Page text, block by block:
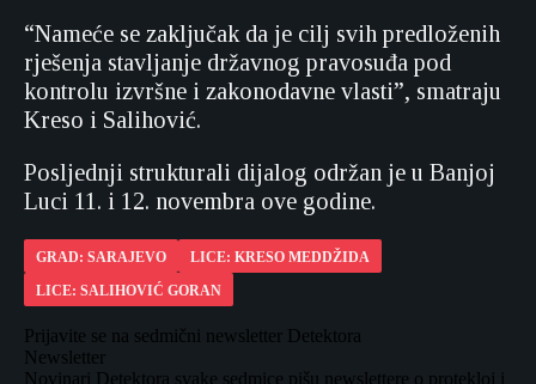
“Nameće se zaključak da je cilj svih predloženih
rješenja stavljanje državnog pravosuđa pod
kontrolu izvršne i zakonodavne vlasti”, smatraju
Kreso i Salihović.
Posljednji strukturali dijalog održan je u Banjoj
Luci 11. i 12. novembra ove godine.
GRAD: SARAJEVO
LICE: KRESO MEDDŽIDA
LICE: SALIHOVIĆ GORAN
Prijavite se na sedmični newsletter Detektora
Newsletter
Novinari Detektora svake sedmice pišu newslettere o protekloj i